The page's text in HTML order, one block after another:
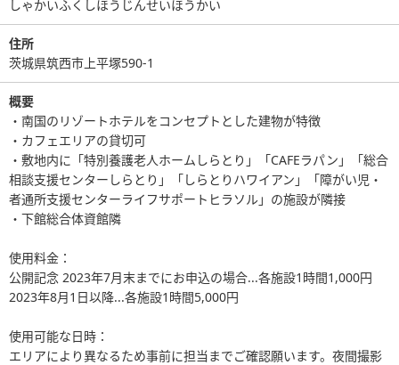
しゃかいふくしほうじんせいほうかい
住所
茨城県筑西市上平塚590-1
概要
・南国のリゾートホテルをコンセプトとした建物が特徴
・カフェエリアの貸切可
・敷地内に「特別養護老人ホームしらとり」「CAFEラパン」「総合
相談支援センターしらとり」「しらとりハワイアン」「障がい児・
者通所支援センターライフサポートヒラソル」の施設が隣接
・下館総合体資館隣
使用料金：
公開記念 2023年7月末までにお申込の場合...各施設1時間1,000円
2023年8月1日以降...各施設1時間5,000円
使用可能な日時：
エリアにより異なるため事前に担当までご確認願います。夜間撮影